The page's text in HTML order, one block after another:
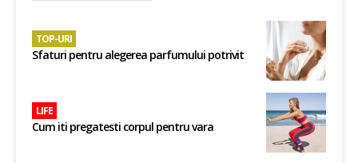
TOP-URI
Sfaturi pentru alegerea parfumului potrivit
LIFE
Cum iti pregatesti corpul pentru vara